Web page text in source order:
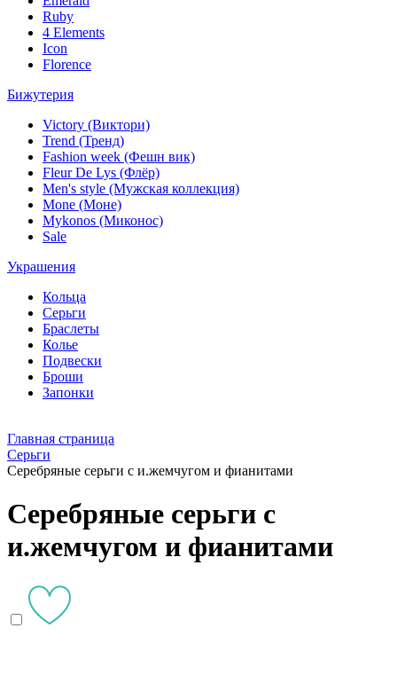
Ruby
4 Elements
Icon
Florence
Бижутерия
Victory (Виктори)
Trend (Тренд)
Fashion week (Фешн вик)
Fleur De Lys (Флёр)
Men's style (Мужская коллекция)
Mone (Моне)
Mykonos (Миконос)
Sale
Украшения
Кольца
Серьги
Браслеты
Колье
Подвески
Броши
Запонки
Главная страница
Серьги
Серебряные серьги с и.жемчугом и фианитами
Серебряные серьги с
и.жемчугом и фианитами